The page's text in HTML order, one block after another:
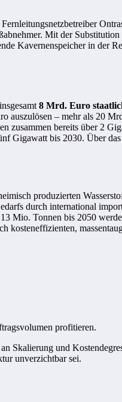
Mit der
Kavernenspeicher in der
8 Mrd. Euro
auszulösen – mehr als 20
zusammen bereits über 2
Gigawatt bis 2030. Über das
produzierten
durch international
Mio. Tonnen bis 2050
kosteneffizienten,
profitieren.
Skalierung und
unverzichtbar sei.